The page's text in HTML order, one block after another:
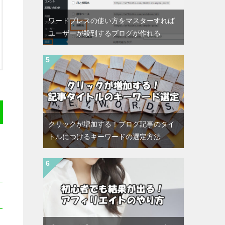
ワードプレスの使い方をマスターすれば
ユーザーが殺到するブログが作れる
クリックが増加する！ブログ記事のタイ
トルにつけるキーワードの選定方法